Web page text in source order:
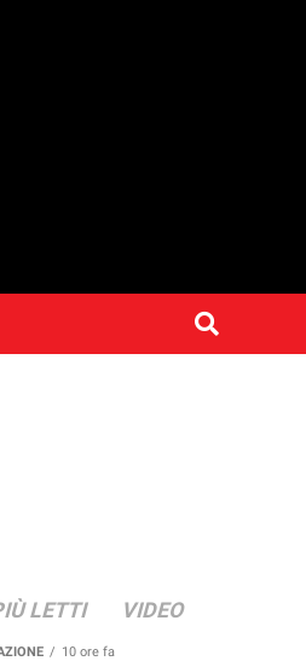
LETTI VIDEO
10 ore fa